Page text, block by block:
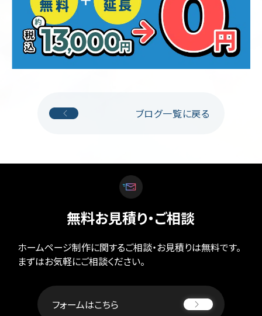
ブログ一覧に戻る
無料お見積り・ご相談
ホームページ制作に関するご相談・お見積りは無料です。
まずはお気軽にご相談ください。
フォームはこちら